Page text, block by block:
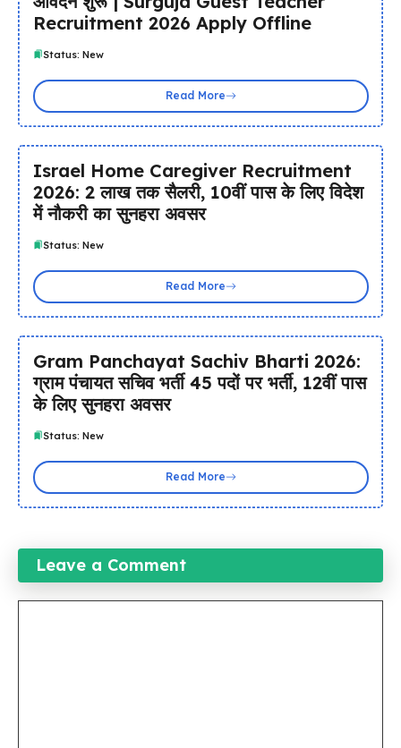
Recruitment 2026 Apply Offline
Status: New
Read More
Israel Home Caregiver Recruitment
2026: ₹2 लाख तक सैलरी, 10वीं पास के लिए विदेश
में नौकरी का सुनहरा अवसर
Status: New
Read More
Gram Panchayat Sachiv Bharti 2026:
ग्राम पंचायत सचिव भर्ती 45 पदों पर भर्ती, 12वीं पास
के लिए सुनहरा अवसर
Status: New
Read More
Leave a Comment